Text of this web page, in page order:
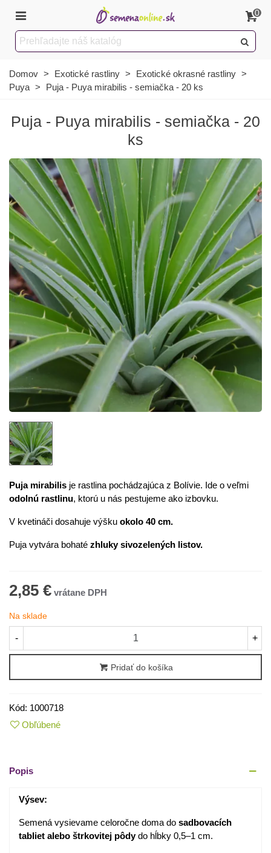
0
Domov > Exotické rastliny > Exotické okrasné rastliny >
Puya > Puja - Puya mirabilis - semiačka - 20 ks
Puja - Puya mirabilis - semiačka - 20
ks
Puja mirabilis je rastlina pochádzajúca z Bolívie. Ide o veľmi
odolnú rastlinu, ktorú u nás pestujeme ako izbovku.
V kvetináči dosahuje výšku okolo 40 cm.
Puja vytvára bohaté zhluky sivozelených listov.
2,85 €
Na sklade
- +
Pridať do košíka
Kód: 1000718
Obľúbené
Popis
Výsev:
Semená vysievame celoročne doma do sadbovacích
tabliet alebo štrkovitej pôdydo hĺbky 0,5–1 cm.